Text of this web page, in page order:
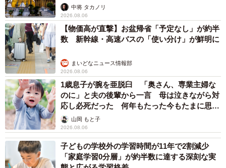
中将 タカノリ
2026.08.06
【物価高が直撃】お盆帰省「予定なし」が約半
数 新幹線・高速バスの「使い分け」が鮮明に
まいどなニュース情報部
2026.08.06
1歳息子が腕を亜脱臼 「奥さん、専業主婦な
のに」と夫の後輩から一言 母は泣きながら対
応し必死だった 何年もたった今もたまに思い
出し…山岡 もと子
2026.08.06
子どもの学校外の学習時間が11年で2割減少
「家庭学習0分層」が約半数に達する深刻な実